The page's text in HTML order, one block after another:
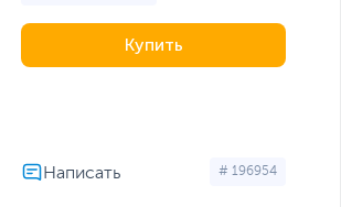
Купить
# 196954